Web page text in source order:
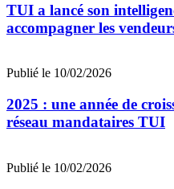
TUI a lancé son
accompagner les
Publié le 10/02/2026
2025 : une année de
réseau mandataires TUI
Publié le 10/02/2026